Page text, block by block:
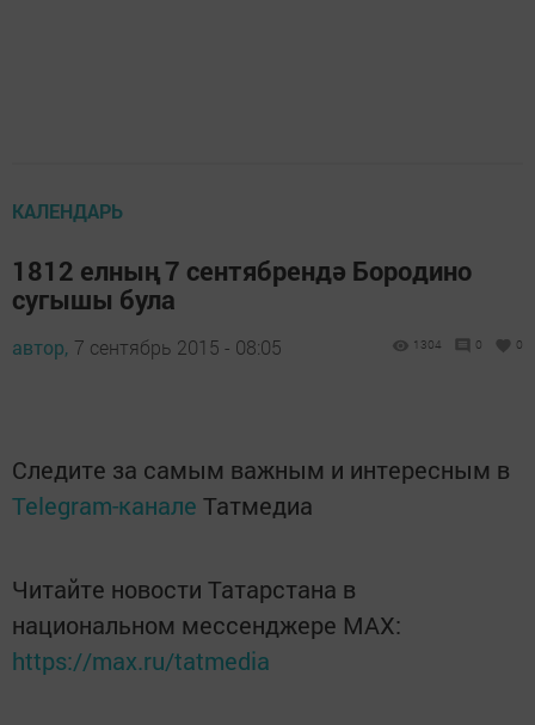
КАЛЕНДАРЬ
1812 елның 7 сентябрендә Бородино
сугышы була
автор, 7 сентябрь 2015 - 08:05 1304 0 0
Следите за самым важным и интересным в
Telegram-канале Татмедиа
Читайте новости Татарстана в
национальном мессенджере MАХ:
https://max.ru/tatmedia